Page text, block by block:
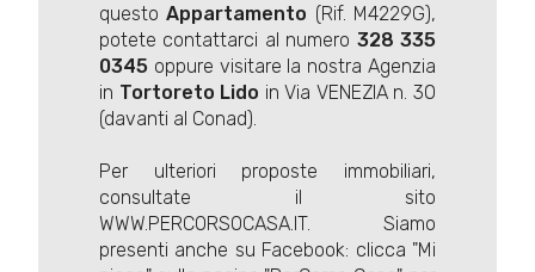
questoAppartamento (Rif. M4229G),
potete contattarci al numero 328 335
0345 oppure visitare la nostra Agenzia
in Tortoreto Lido in Via VENEZIA n. 30
(davanti al Conad).
Per ulteriori proposte immobiliari,
consultate il sito
WWW.PERCORSOCASA.IT. Siamo
presenti anche su Facebook: clicca "Mi